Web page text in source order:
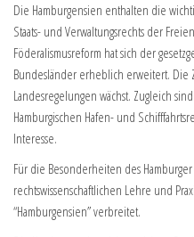
Die Hamburgensien enthalten die
Staats- und Verwaltungsrechts der
Föderalismusreform hat sich der
Bundesländer erheblich erweitert. Die
Landesregelungen wächst. Zugleich
Hamburgischen Hafen- und
Interesse.
Für die Besonderheiten des
rechtswissenschaftlichen Lehre und
“Hamburgensien” verbreitet.